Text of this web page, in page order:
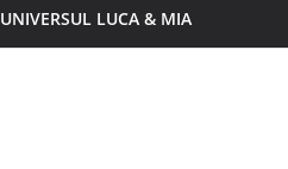
UNIVERSUL LUCA & MIA